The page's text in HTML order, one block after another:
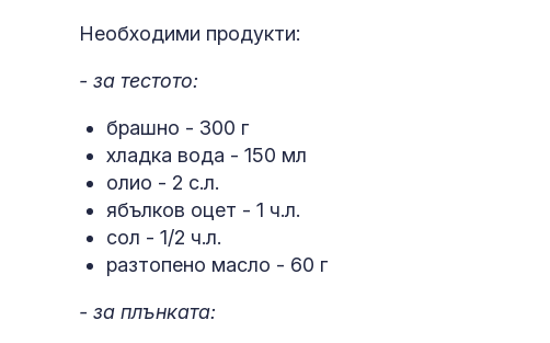
Необходими продукти:
- за тестото:
брашно - 300 г
хладка вода - 150 мл
олио - 2 с.л.
ябълков оцет - 1 ч.л.
сол - 1/2 ч.л.
разтопено масло - 60 г
- за плънката: